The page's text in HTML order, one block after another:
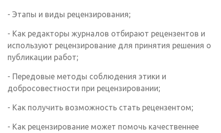
- Этапы и виды рецензирования;
- Как редакторы журналов отбирают рецензентов и
используют рецензирование для принятия решения о
публикации работ;
- Передовые методы соблюдения этики и
добросовестности при рецензировании;
- Как получить возможность стать рецензентом;
- Как рецензирование может помочь качественнее